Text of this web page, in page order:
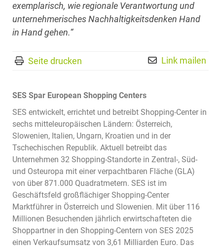
exemplarisch, wie regionale Verantwortung und
unternehmerisches Nachhaltigkeitsdenken Hand
in Hand gehen.“
Seite drucken Link mailen
SES Spar European Shopping Centers
SES entwickelt, errichtet und betreibt Shopping-Center in
sechs mitteleuropäischen Ländern: Österreich,
Slowenien, Italien, Ungarn, Kroatien und in der
Tschechischen Republik. Aktuell betreibt das
Unternehmen 32 Shopping-Standorte in Zentral-, Süd-
und Osteuropa mit einer verpachtbaren Fläche (GLA)
von über 871.000 Quadratmetern. SES ist im
Geschäftsfeld großflächiger Shopping-Center
Marktführer in Österreich und Slowenien. Mit über 116
Millionen Besuchenden jährlich erwirtschafteten die
Shoppartner in den Shopping-Centern von SES 2025
einen Verkaufsumsatz von 3,61 Milliarden Euro. Das